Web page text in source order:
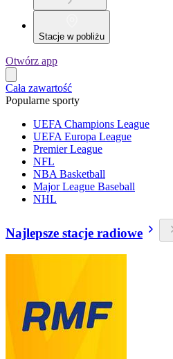
Stacje w pobliżu
Otwórz app
Cała zawartość
Popularne sporty
UEFA Champions League
UEFA Europa League
Premier League
NFL
NBA Basketball
Major League Baseball
NHL
Najlepsze stacje radiowe